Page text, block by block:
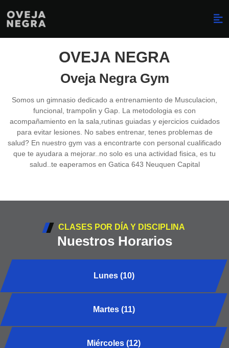
OVEJA NEGRA
Oveja Negra Gym
Somos un gimnasio dedicado a entrenamiento de Musculacion,
funcional, trampolin y Gap. La metodologia es con
acompañamiento en la sala,rutinas guiadas y ejercicios cuidados
para evitar lesiones. No sabes entrenar, tenes problemas de
salud? En nuestro gym vas a encontrarte con personal cualificado
que te ayudara a mejorar..no solo es una actividad fisica, es tu
salud..te eaperamos en Gatica 643 Neuquen Capital
CLASES POR DÍA Y DISCIPLINA
Nuestros Horarios
Lunes (10)
Martes (11)
Miércoles (12)